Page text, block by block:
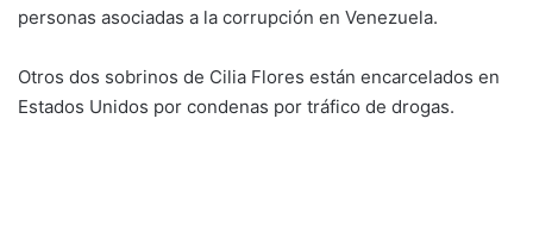
personas asociadas a la corrupción en Venezuela.
Otros dos sobrinos de Cilia Flores están encarcelados en
Estados Unidos por condenas por tráfico de drogas.